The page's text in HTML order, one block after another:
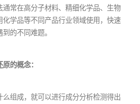
通常在高分子材料、精细化学品、生物
化学品等不同产品行业领域使用，快速
的不同难题。
的概念：
么组成，就可以进行成分分析检测得出